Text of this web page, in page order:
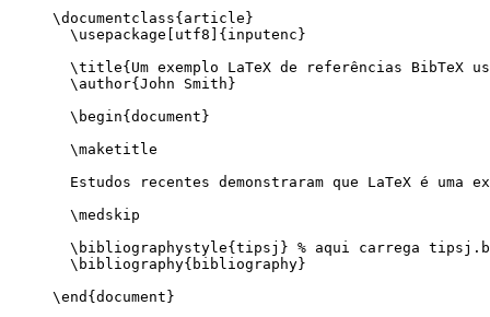
\documentclass{ article }
\usepackage
utf8 ]{ inputenc }
\title{Um exemplo LaTeX de referências
\author{John Smith}
\begin{ document }
\maketitle
Estudos recentes demonstraram que LaTeX é
\medskip
\bibliographystyle{tipsj} % aqui carrega
\bibliography{bibliography}
\end { document }